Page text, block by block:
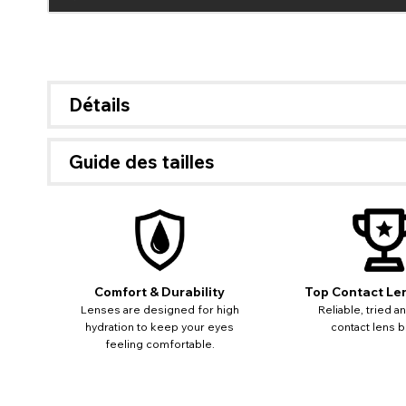
Détails
Guide des tailles
Comfort & Durability
Lenses are designed for high
hydration to keep your eyes
feeling comfortable.
Top Contact
Reliable, tried
contact lens